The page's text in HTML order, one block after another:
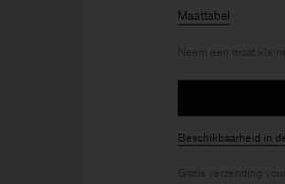
Maattabel
Neem een maat
Beschikbaarheid in
Gratis verzending